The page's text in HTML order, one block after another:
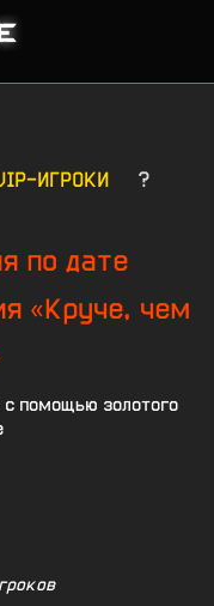
ИГРОКИ ?
по дате
«Круче, чем
с помощью золотого